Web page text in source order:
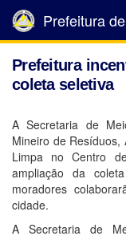
Prefeitura
Prefeitura
coleta seletiva
A Secretaria de
Mineiro de Resíduos,
Limpa no Centro
ampliação da
moradores
cidade.
A Secretaria de